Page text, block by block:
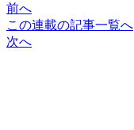
前へ
この連載の記事一覧へ
次へ